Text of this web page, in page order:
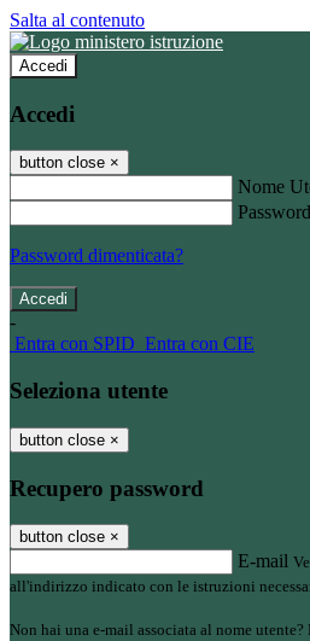
Salta al contenuto
Accedi
Accedi
button close ×
Nome
Password
Password dimenticata?
-
Entra con SPID Entra con CIE
Seleziona utente
button close ×
Recupero password
button close ×
E-mail
all'indirizzo indicato con le istruzioni
Non hai una e-mail associata al nome